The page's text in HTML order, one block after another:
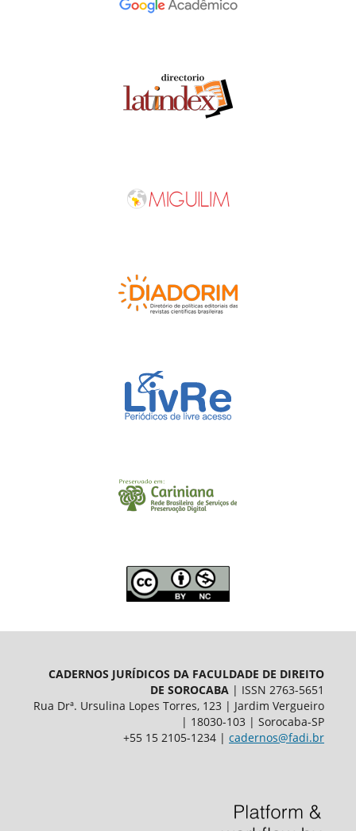
CADERNOS JURÍDICOS DA FACULDADE DE DIREITO
DE SOROCABA | ISSN 2763-5651
Rua Drª. Ursulina Lopes Torres, 123 | Jardim Vergueiro
| 18030-103 | Sorocaba-SP
+55 15 2105-1234 |cadernos@fadi.br